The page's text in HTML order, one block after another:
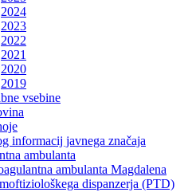
2024
2023
2022
2021
2020
2019
vsebine
informacij javnega značaja
ambulanta
ambulanta Magdalena
dispanzerja (PTD)